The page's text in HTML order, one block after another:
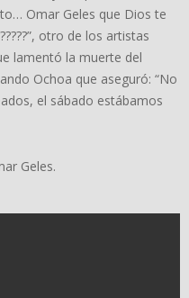
Omar Geles que Dios te
otro de los artistas
lamentó la muerte del
Ochoa que aseguró: “No
el sábado estábamos
Geles.